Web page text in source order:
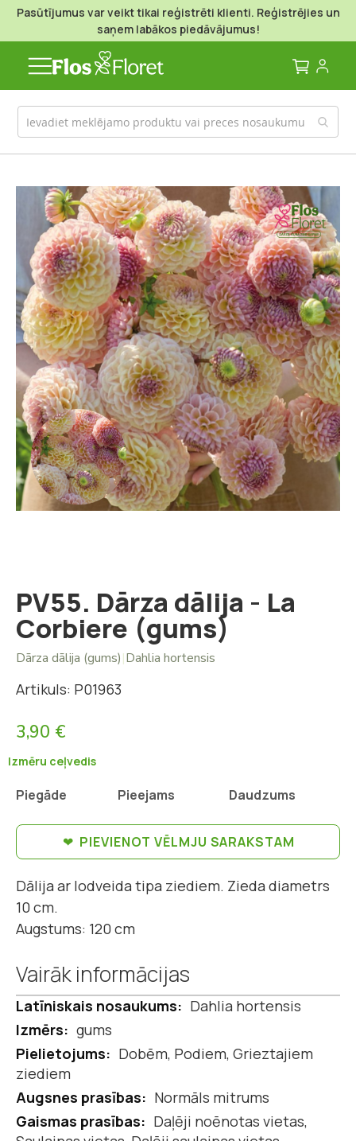
Pasūtījumus var veikt tikai reģistrēti klienti. Reģistrējies un
saņem labākos piedāvājumus!
Mans
galerijas
beigām
PV55. Dārza dālija - La
Corbiere (gums)
Dārza dālija (gums)|Dahlia hortensis
Artikuls: P01963
3,90 €
Izmēru ceļvedis
Piegāde Pieejams Daudzums
PIEVIENOT VĒLMJU SARAKSTAM
Dālija ar lodveida tipa ziediem. Zieda diametrs
10 cm.
Augstums: 120 cm
Vairāk informācijas
Vairāk
informācijas
Dahlia hortensis
gums
Dobēm, Podiem, Grieztajiem
ziediem
Normāls mitrums
Daļēji noēnotas vietas,